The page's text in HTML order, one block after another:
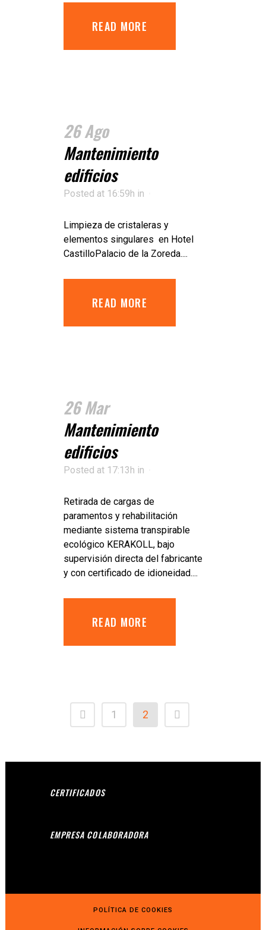
READ MORE
26 Ago
Mantenimiento
edificios
Posted at 16:59h in
Limpieza de cristaleras y
elementos singulares en Hotel
CastilloPalacio de la Zoreda....
READ MORE
26 Mar
Mantenimiento
edificios
Posted at 17:13h in
Retirada de cargas de
paramentos y rehabilitación
mediante sistema transpirable
ecológico KERAKOLL, bajo
supervisión directa del fabricante
y con certificado de idioneidad....
READ MORE
1 2
CERTIFICADOS
EMPRESA COLABORADORA
POLÍTICA DE COOKIES